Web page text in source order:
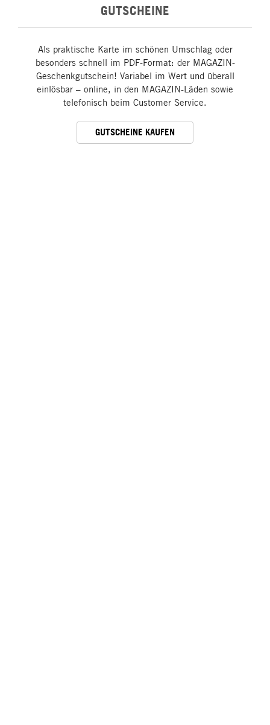
GUTSCHEINE
Als praktische Karte im schönen Umschlag oder
besonders schnell im PDF-Format: der MAGAZIN-
Geschenkgutschein! Variabel im Wert und überall
einlösbar – online, in den MAGAZIN-Läden sowie
telefonisch beim Customer Service.
GUTSCHEINE KAUFEN